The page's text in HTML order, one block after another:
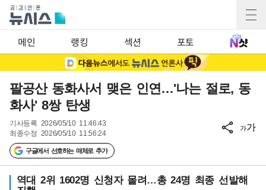
메인 랭킹 섹션 포토
팔공산 동화사서 맺은 인연…'나는 절로, 동
화사' 8쌍 탄생
기사등록 2026/05/10 11:46:43
최종수정 2026/05/10 11:56:24
구글에서 선호하는 매체로 추가
가가
역대 2위 1602명 신청자 몰려…총 24명 최종 선발해